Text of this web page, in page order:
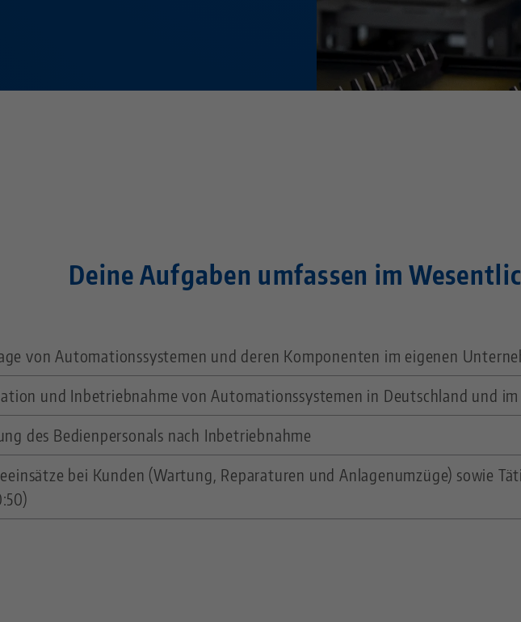
Deine Aufgaben umfassen im
von Automationssystemen und deren Komponenten im eigenen
und Inbetriebnahme von Automationssystemen in Deutschland und
des Bedienpersonals nach Inbetriebnahme
bei Kunden (Wartung, Reparaturen und Anlagenumzüge) sowie